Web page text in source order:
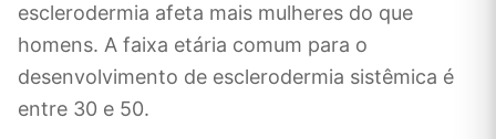
esclerodermia afeta mais mulheres do que
homens. A faixa etária comum para o
desenvolvimento de esclerodermia sistêmica é
entre 30 e 50.